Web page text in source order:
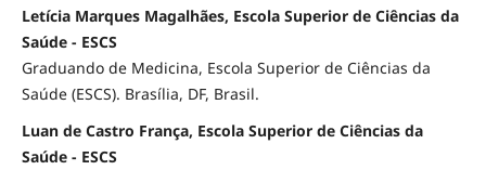
Letícia Marques Magalhães, Escola Superior de Ciências da
Saúde - ESCS
Graduando de Medicina, Escola Superior de Ciências da
Saúde (ESCS). Brasília, DF, Brasil.
Luan de Castro França, Escola Superior de Ciências da
Saúde - ESCS